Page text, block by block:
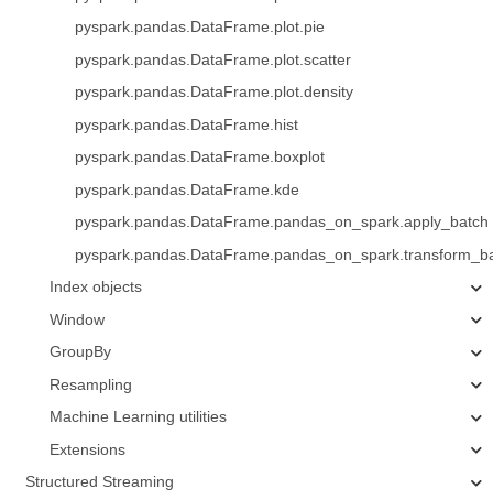
pyspark.pandas.DataFrame.plot.pie
pyspark.pandas.DataFrame.plot.scatter
pyspark.pandas.DataFrame.plot.density
pyspark.pandas.DataFrame.hist
pyspark.pandas.DataFrame.boxplot
pyspark.pandas.DataFrame.kde
pyspark.pandas.DataFrame.pandas_on_spark.apply_batch
Index objects
Window
GroupBy
Resampling
Machine Learning utilities
Extensions
Structured Streaming